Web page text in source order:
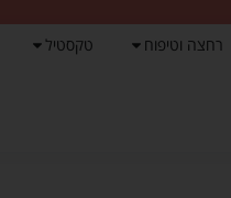
רחצה וטיפוח טקסטיל